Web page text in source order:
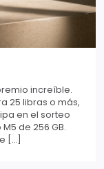
increíble.
25 libras o más,
en el sorteo
de 256 GB.
[…]